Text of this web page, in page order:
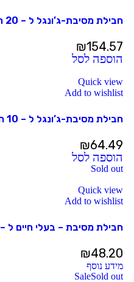
חבילת מסיבת-ג’ונגל ל – 20 חוגגים ויותר
₪154.57
הוספה לסל
Quick view
Add to wishlist
חבילת מסיבת-ג’ונגל ל – 10 חוגגים ויותר
₪64.49
הוספה לסל
Sold out
Quick view
Add to wishlist
חבילת מסיבת – בעלי חיים ל – 8 חוגגים ויותר
₪48.20
מידע נוסף
SaleSold out